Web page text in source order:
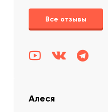
Все отзывы
Алеся